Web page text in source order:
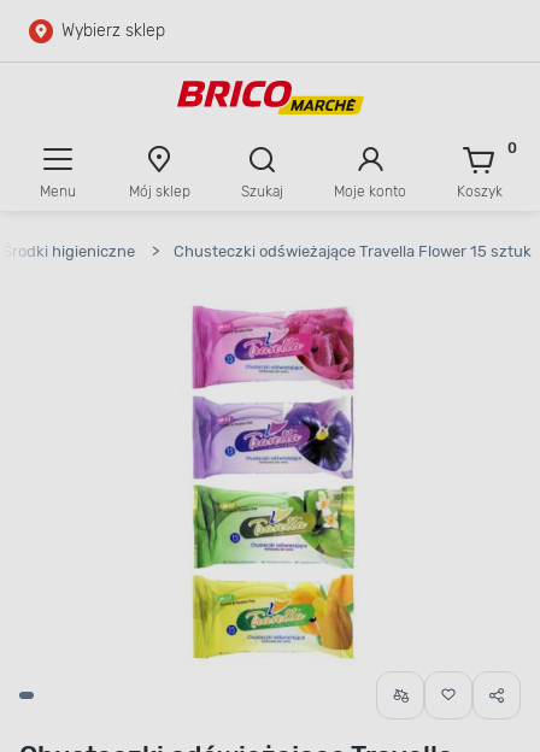
Przejdź do głównej zawartości
Wybierz sklep
Menu Mój sklep Szukaj Moje konto Koszyk
0
Środki higieniczne > Chusteczki odświeżające Travella Flower 15 sztuk